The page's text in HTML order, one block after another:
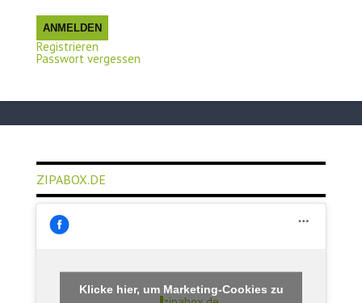
ANMELDEN
Registrieren
Passwort vergessen
ZIPABOX.DE
Klicke hier, um Marketing-Cookies zu